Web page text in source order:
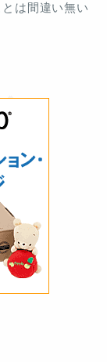
は間違い無い